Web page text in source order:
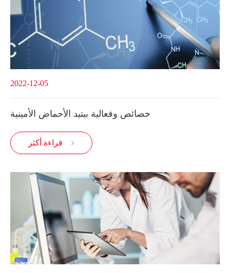
2022-12-05
خصائص وفعالية ببتيد الأحماض الأمينية
قراءة أكثر 